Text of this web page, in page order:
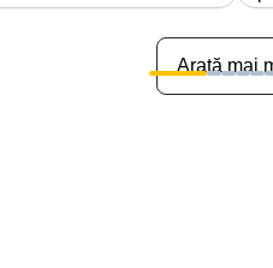
Arată mai